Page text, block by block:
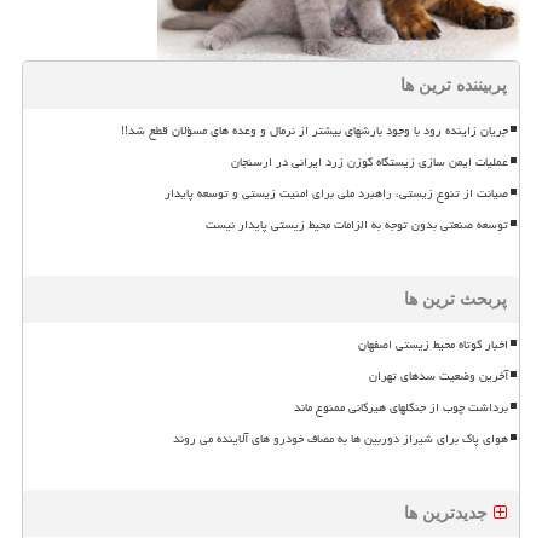
پربیننده ترین ها
جریان زاینده رود با وجود بارشهای بیشتر از نرمال و وعده های مسؤلان قطع شد!!
عملیات ایمن سازی زیستگاه گوزن زرد ایرانی در ارسنجان
صیانت از تنوع زیستی، راهبرد ملی برای امنیت زیستی و توسعه پایدار
توسعه صنعتی بدون توجه به الزامات محیط زیستی پایدار نیست
پربحث ترین ها
اخبار کوتاه محیط زیستی اصفهان
آخرین وضعیت سدهای تهران
برداشت چوب از جنگلهای هیرکانی ممنوع ماند
هوای پاک برای شیراز دوربین ها به مصاف خودرو های آلاینده می روند
جدیدترین ها